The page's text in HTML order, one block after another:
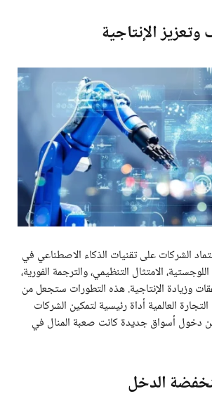
الإنتاجية
الشركات على تقنيات الذكاء الاصطناعي في
الامتثال التنظيمي، والترجمة الفورية،
وزيادة الإنتاجية. هذه التطورات ستجعل من
العالمية أداة رئيسية لتمكين الشركات
دخول أسواق جديدة كانت صعبة المنال في
الدخل